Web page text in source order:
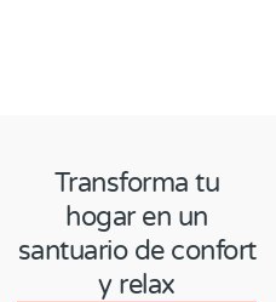
Transforma tu
hogar en un
santuario de confort
y relax